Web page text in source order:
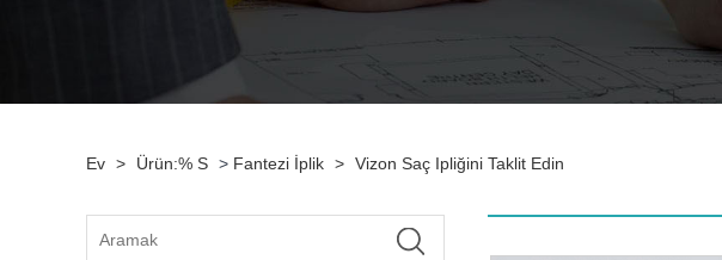
Ev > Ürün:% S > Fantezi İplik > Vizon Saç Ipliğini Taklit Edin